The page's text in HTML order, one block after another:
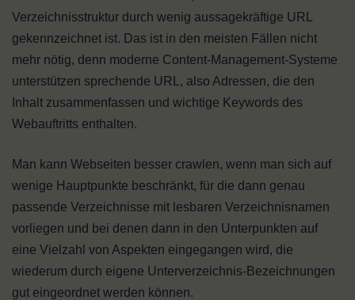
Verzeichnisstruktur durch wenig aussagekräftige URL
gekennzeichnet ist. Das ist in den meisten Fällen nicht
mehr nötig, denn moderne Content-Management-Systeme
unterstützen sprechende URL, also Adressen, die den
Inhalt zusammenfassen und wichtige Keywords des
Webauftritts enthalten.
Man kann Webseiten besser crawlen, wenn man sich auf
wenige Hauptpunkte beschränkt, für die dann genau
passende Verzeichnisse mit lesbaren Verzeichnisnamen
vorliegen und bei denen dann in den Unterpunkten auf
eine Vielzahl von Aspekten eingegangen wird, die
wiederum durch eigene Unterverzeichnis-Bezeichnungen
gut eingeordnet werden können.